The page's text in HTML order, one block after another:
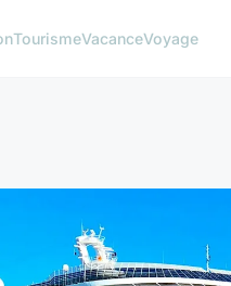
TourismeVacanceVoyage